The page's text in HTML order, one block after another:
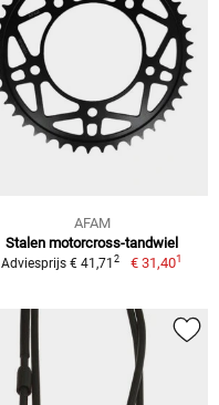
AFAM
Stalen motorcross-tandwiel
Adviesprijs € 41,712 € 31,401